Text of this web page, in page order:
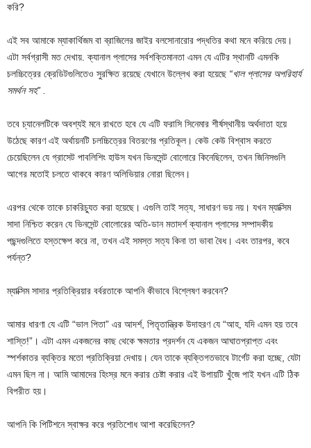
করি?
এই সব আমাকে ম্যাকার্থিজম বা ব্রাজিলের জাইর বলসোনারোর পদ্ধতির কথা মনে করিয়ে দেয়।
এটা সর্বগ্রাসী মত দেখায়. ক্যানাল প্লাসের সর্বশক্তিমানতা এমন যে এটির স্থানটি এমনকি
চলচ্চিত্রের ক্রেডিটগুলিতেও সুরক্ষিত রয়েছে যেখানে উল্লেখ করা হয়েছে “খাল প্লাসের অপরিহার্য
সমর্থন সহ” .
তবে চ্যানেলটিকে অবশ্যই মনে রাখতে হবে যে এটি ফরাসি সিনেমার শীর্ষস্থানীয় অর্থদাতা হয়ে
উঠেছে কারণ এই অর্থায়নটি চলচ্চিত্রের বিতরণের প্রতিকূল। কেউ কেউ বিশ্বাস করতে
চেয়েছিলেন যে গ্রাসেট পাবলিশিং হাউস যখন ভিনসেন্ট বোলোরে কিনেছিলেন, তখন জিনিসগুলি
আগের মতোই চলতে থাকবে কারণ অলিভিয়ার নোরা ছিলেন।
এরপর থেকে তাকে চাকরিচ্যুত করা হয়েছে। এগুলি তাই সত্য, সাধারণ ভয় নয়। যখন ম্যাক্সিম
সাদা নিশ্চিত করেন যে ভিনসেন্ট বোলোরের অতি-ডান মতাদর্শ ক্যানাল প্লাসের সম্পাদকীয়
পছন্দগুলিতে হস্তক্ষেপ করে না, তখন এই সমস্ত সত্য কিনা তা ভাবা বৈধ। এবং তারপর, কবে
পর্যন্ত?
ম্যাক্সিম সাদার প্রতিক্রিয়ার বর্বরতাকে আপনি কীভাবে বিশ্লেষণ করবেন?
আমার ধারণা যে এটি “ভাল পিতা” এর আদর্শ, পিতৃতান্ত্রিক উদাহরণ যে “আহ, যদি এমন হয় তবে
শাস্তি!”। এটা এমন একজনের কাছ থেকে ক্ষমতার প্রদর্শন যে একজন আঘাতপ্রাপ্ত এবং
স্পর্শকাতর ব্যক্তির মতো প্রতিক্রিয়া দেখায়। যেন তাকে ব্যক্তিগতভাবে টার্গেট করা হচ্ছে, যেটা
এমন ছিল না। আমি আমাদের হিংস্র মনে করার চেষ্টা করার এই উপায়টি খুঁজে পাই যখন এটি ঠিক
বিপরীত হয়।
আপনি কি পিটিশনে স্বাক্ষর করে প্রতিশোধ আশা করেছিলেন?